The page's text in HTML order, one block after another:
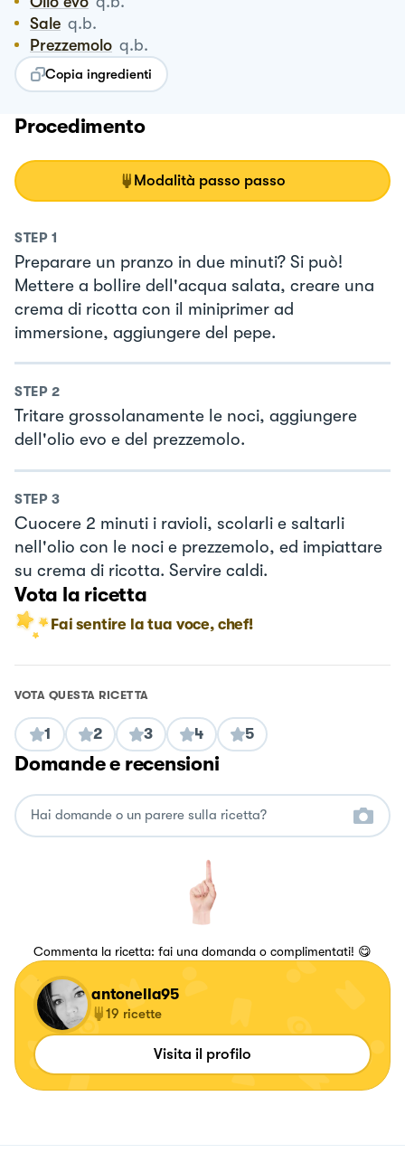
Sale q.b.
Prezzemolo q.b.
Copia ingredienti
Procedimento
Modalità passo passo
STEP 1
Preparare un pranzo in due minuti? Si può!
Mettere a bollire dell'acqua salata, creare una
crema di ricotta con il miniprimer ad
immersione, aggiungere del pepe.
STEP 2
Tritare grossolanamente le noci, aggiungere
dell'olio evo e del prezzemolo.
STEP 3
Cuocere 2 minuti i ravioli, scolarli e saltarli
nell'olio con le noci e prezzemolo, ed impiattare
su crema di ricotta. Servire caldi.
Vota la ricetta
Fai sentire la tua voce, chef!
VOTA QUESTA RICETTA
1 2 3 4 5
Domande e recensioni
Commenta la ricetta: fai una domanda o complimentati! 😋
antonella95
19 ricette
Visita il profilo